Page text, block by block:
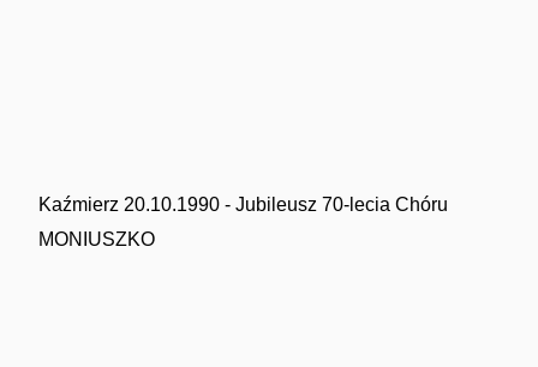
Kaźmierz 20.10.1990 - Jubileusz 70-lecia Chóru
MONIUSZKO